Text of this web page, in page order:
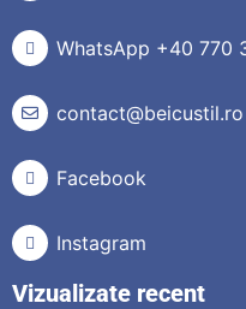
WhatsApp +40 770
contact@beicustil.ro
Facebook
Instagram
Vizualizate recent